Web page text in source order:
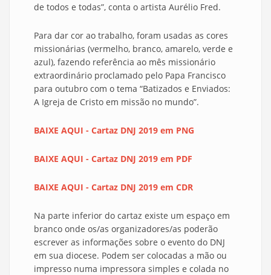
de todos e todas”, conta o artista Aurélio Fred.
Para dar cor ao trabalho, foram usadas as cores
missionárias (vermelho, branco, amarelo, verde e
azul), fazendo referência ao mês missionário
extraordinário proclamado pelo Papa Francisco
para outubro com o tema “Batizados e Enviados:
A Igreja de Cristo em missão no mundo”.
BAIXE AQUI - Cartaz DNJ 2019 em PNG
BAIXE AQUI - Cartaz DNJ 2019 em PDF
BAIXE AQUI - Cartaz DNJ 2019 em CDR
Na parte inferior do cartaz existe um espaço em
branco onde os/as organizadores/as poderão
escrever as informações sobre o evento do DNJ
em sua diocese. Podem ser colocadas a mão ou
impresso numa impressora simples e colada no